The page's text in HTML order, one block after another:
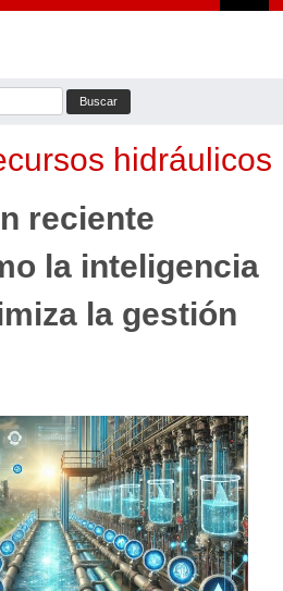
hidráulicos
reciente
la inteligencia
la gestión